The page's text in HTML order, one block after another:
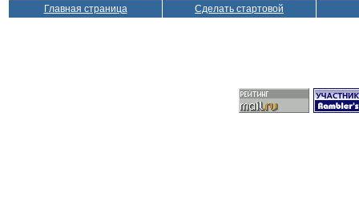
Главная страница Сделать стартовой